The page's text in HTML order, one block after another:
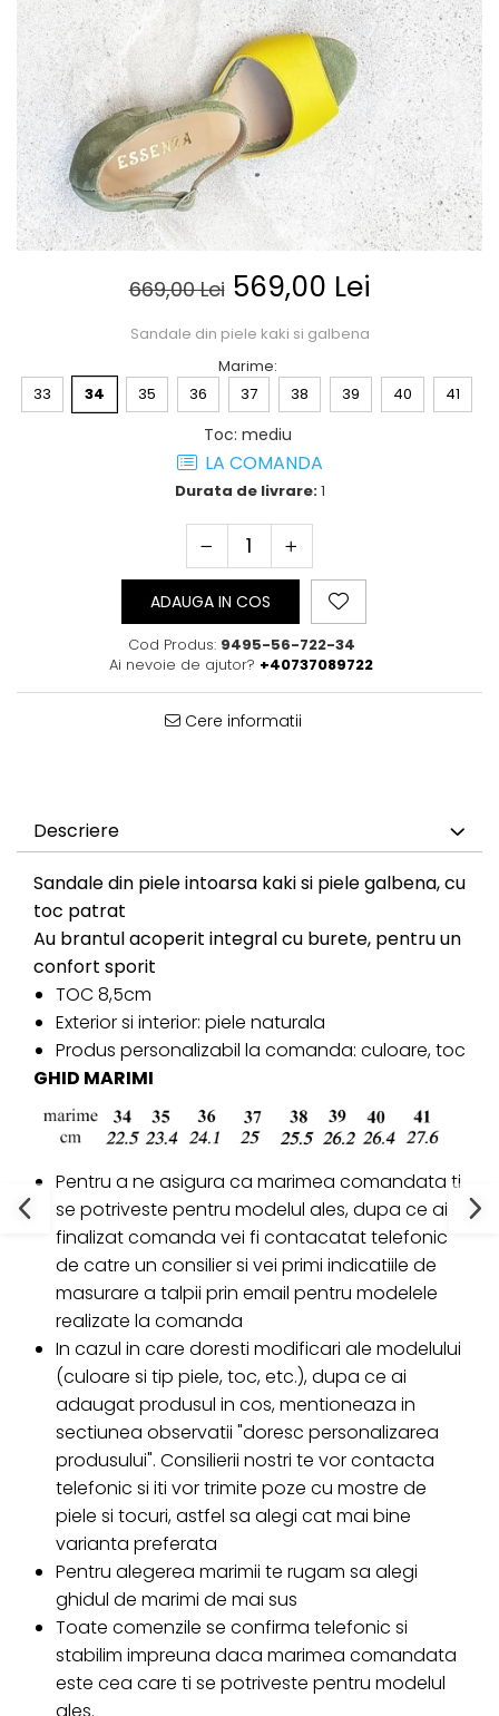
Posete
Rucsac
Plic
Saculet
Borsete
Mov
Visiniu
Maro
Albastru
669,00 Lei 569,00 Lei
Sandale din piele kaki si galbena
Marime:
33
34 35 36 37 38 39 40 41
Toc: mediu
LA COMANDA
Durata de livrare:1
ADAUGA IN COS
Cod Produs: 9495-56-722-34
Ai nevoie de ajutor? +40737089722
Cere informatii
Descriere
Sandale din piele intoarsa kaki si piele galbena, cu
toc patrat
Au brantul acoperit integral cu burete, pentru un
confort sporit
TOC 8,5cm
Exterior si interior: piele naturala
Produs personalizabil la comanda: culoare, toc
GHID MARIMI
Pentru a ne asigura ca marimea comandata ti
se potriveste pentru modelul ales, dupa ce ai
finalizat comanda vei fi contacatat telefonic
de catre un consilier si vei primi indicatiile de
masurare a talpii prin email pentru modelele
realizate la comanda
In cazul in care doresti modificari ale modelului
(culoare si tip piele, toc, etc.), dupa ce ai
adaugat produsul in cos, mentioneaza in
sectiunea observatii "doresc personalizarea
produsului". Consilierii nostri te vor contacta
telefonic si iti vor trimite poze cu mostre de
piele si tocuri, astfel sa alegi cat mai bine
varianta preferata
Pentru alegerea marimii te rugam sa alegi
ghidul de marimi de mai sus
Toate comenzile se confirma telefonic si
stabilim impreuna daca marimea comandata
este cea care ti se potriveste pentru modelul